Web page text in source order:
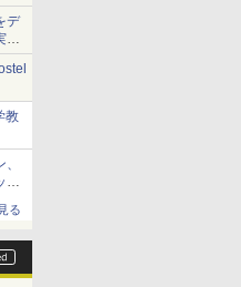
デ
験
教
ト
る